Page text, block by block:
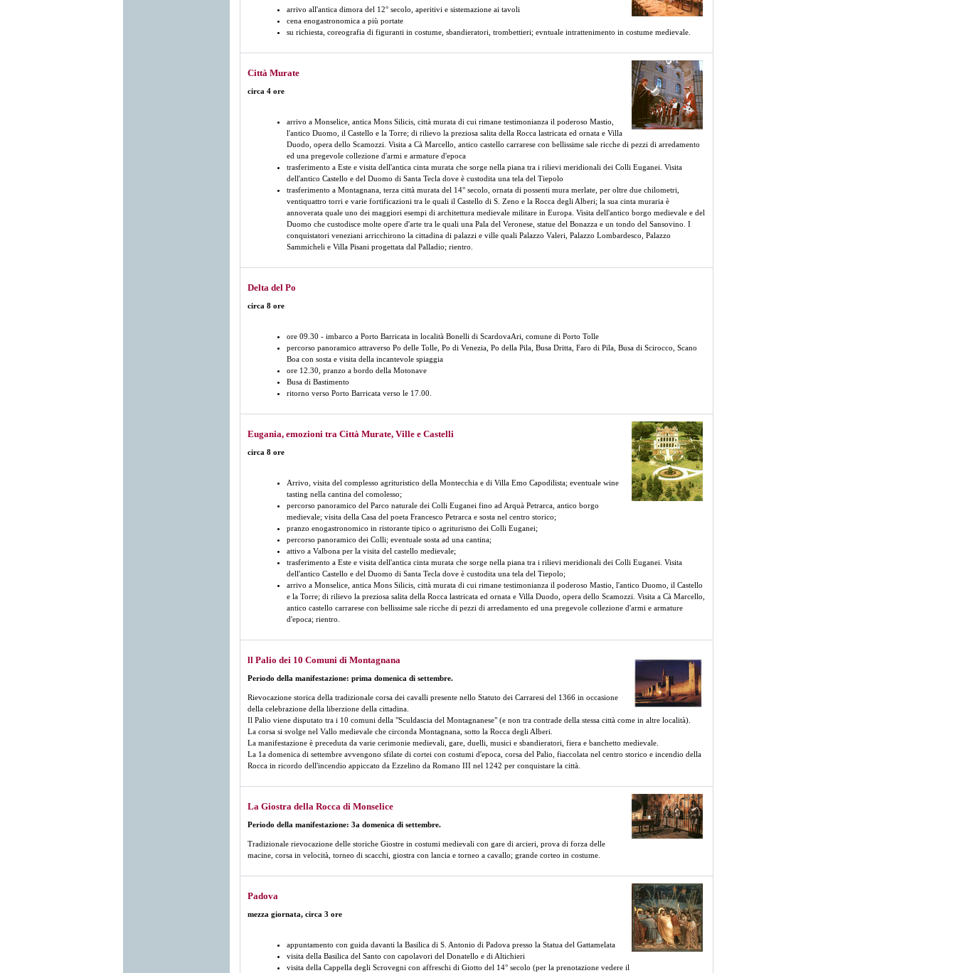
arrivo all'antica dimora del 12° secolo, aperitivi e sistemazione ai tavoli
cena enogastronomica a più portate
su richiesta, coreografia di figuranti in costume, sbandieratori, trombettieri; evntuale intrattenimento in costume medievale.
Città Murate
circa 4 ore
arrivo a Monselice, antica Mons Silicis, città murata di cui rimane testimonianza il poderoso Mastio,
l'antico Duomo, il Castello e la Torre; di rilievo la preziosa salita della Rocca lastricata ed ornata e Villa
Duodo, opera dello Scamozzi. Visita a Cà Marcello, antico castello carrarese con bellissime sale ricche di pezzi di arredamento
ed una pregevole collezione d'armi e armature d'epoca
trasferimento a Este e visita dell'antica cinta murata che sorge nella piana tra i rilievi meridionali dei Colli Euganei. Visita
dell'antico Castello e del Duomo di Santa Tecla dove è custodita una tela del Tiepolo
trasferimento a Montagnana, terza città murata del 14° secolo, ornata di possenti mura merlate, per oltre due chilometri,
ventiquattro torri e varie fortificazioni tra le quali il Castello di S. Zeno e la Rocca degli Alberi; la sua cinta muraria è
annoverata quale uno dei maggiori esempi di architettura medievale militare in Europa. Visita dell'antico borgo medievale e del
Duomo che custodisce molte opere d'arte tra le quali una Pala del Veronese, statue del Bonazza e un tondo del Sansovino. I
conquistatori veneziani arricchirono la cittadina di palazzi e ville quali Palazzo Valeri, Palazzo Lombardesco, Palazzo
Sammicheli e Villa Pisani progettata dal Palladio; rientro.
Delta del Po
circa 8 ore
ore 09.30 - imbarco a Porto Barricata in località Bonelli di ScardovaAri, comune di Porto Tolle
percorso panoramico attraverso Po delle Tolle, Po di Venezia, Po della Pila, Busa Dritta, Faro di Pila, Busa di Scirocco, Scano
Boa con sosta e visita della incantevole spiaggia
ore 12.30, pranzo a bordo della Motonave
Busa di Bastimento
ritorno verso Porto Barricata verso le 17.00.
Eugania, emozioni tra Città Murate, Ville e Castelli
circa 8 ore
Arrivo, visita del complesso agrituristico della Montecchia e di Villa Emo Capodilista; eventuale wine
tasting nella cantina del comolesso;
percorso panoramico del Parco naturale dei Colli Euganei fino ad Arquà Petrarca, antico borgo
medievale; visita della Casa del poeta Francesco Petrarca e sosta nel centro storico;
pranzo enogastronomico in ristorante tipico o agriturismo dei Colli Euganei;
percorso panoramico dei Colli; eventuale sosta ad una cantina;
attivo a Valbona per la visita del castello medievale;
trasferimento a Este e visita dell'antica cinta murata che sorge nella piana tra i rilievi meridionali dei Colli Euganei. Visita
dell'antico Castello e del Duomo di Santa Tecla dove è custodita una tela del Tiepolo;
arrivo a Monselice, antica Mons Silicis, città murata di cui rimane testimonianza il poderoso Mastio, l'antico Duomo, il Castello
e la Torre; di rilievo la preziosa salita della Rocca lastricata ed ornata e Villa Duodo, opera dello Scamozzi. Visita a Cà Marcello,
antico castello carrarese con bellissime sale ricche di pezzi di arredamento ed una pregevole collezione d'armi e armature
d'epoca; rientro.
ll Palio dei 10 Comuni di Montagnana
Periodo della manifestazione: prima domenica di settembre.
Rievocazione storica della tradizionale corsa dei cavalli presente nello Statuto dei Carraresi del 1366 in occasione
della celebrazione della liberzione della cittadina.
Il Palio viene disputato tra i 10 comuni della "Sculdascia del Montagnanese" (e non tra contrade della stessa città come in altre località).
La corsa si svolge nel Vallo medievale che circonda Montagnana, sotto la Rocca degli Alberi.
La manifestazione è preceduta da varie cerimonie medievali, gare, duelli, musici e sbandieratori, fiera e banchetto medievale.
La 1a domenica di settembre avvengono sfilate di cortei con costumi d'epoca, corsa del Palio, fiaccolata nel centro storico e incendio della
Rocca in ricordo dell'incendio appiccato da Ezzelino da Romano III nel 1242 per conquistare la città.
La Giostra della Rocca di Monselice
Periodo della manifestazione: 3a domenica di settembre.
Tradizionale rievocazione delle storiche Giostre in costumi medievali con gare di arcieri, prova di forza delle
macine, corsa in velocità, torneo di scacchi, giostra con lancia e torneo a cavallo; grande corteo in costume.
Padova
mezza giornata, circa 3 ore
appuntamento con guida davanti la Basilica di S. Antonio di Padova presso la Statua del Gattamelata
visita della Basilica del Santo con capolavori del Donatello e di Altichieri
visita della Cappella degli Scrovegni con affreschi di Giotto del 14° secolo (per la prenotazione vedere il